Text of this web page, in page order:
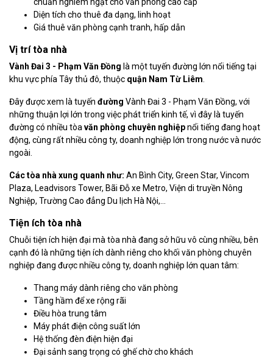
chuẩn nghiêm ngặt cho văn phòng cao cấp
Diện tích cho thuê đa dạng, linh hoạt
Giá thuê văn phòng cạnh tranh, hấp dẫn
Vị trí tòa nhà
Vành Đai 3 - Phạm Văn Đồng là một tuyến đường lớn nổi tiếng tại
khu vực phía Tây thủ đô, thuộc quận Nam Từ Liêm.
Đây được xem là tuyến đường Vành Đai 3 - Phạm Văn Đồng, với
những thuận lợi lớn trong việc phát triển kinh tế, vì đây là tuyến
đường có nhiều tòavăn phòng chuyên nghiệpnổi tiếng đang hoạt
động, cùng rất nhiều công ty, doanh nghiệp lớn trong nước và nước
ngoài.
Các tòa nhà xung quanh như: An Bình City, Green Star, Vincom
Plaza, Leadvisors Tower, Bãi Đỗ xe Metro, Viện di truyền Nông
Nghiệp, Trường Cao đẳng Du lịch Hà Nội,...
Tiện ích tòa nhà
Chuỗi tiện ích hiện đại mà tòa nhà đang sở hữu vô cùng nhiều, bên
cạnh đó là những tiện ích dành riêng cho khối văn phòng chuyên
nghiệp đang được nhiều công ty, doanh nghiệp lớn quan tâm:
Thang máy dành riêng cho văn phòng
Tầng hầm để xe rộng rãi
Điều hòa trung tâm
Máy phát điện công suất lớn
Hệ thống đèn điện hiện đại
Đại sảnh sang trọng có ghế chờ cho khách